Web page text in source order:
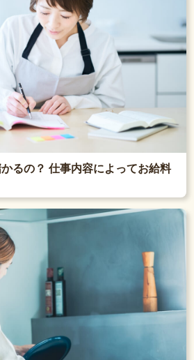
るの？ 仕事内容によってお給料